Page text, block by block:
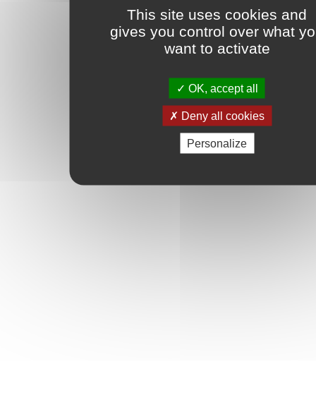
This site uses cookies and
gives you control over what
want to activate
OK, accept all
Deny all cookies
Personalize